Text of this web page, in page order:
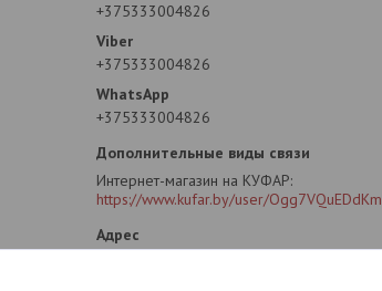
+375333004826
+375333004826
+375333004826
Интернет-магазин на КУФАР
https://www.kufar.by/user/Ogg7VQuEDdKm2oG4CLB6SIY?previousUrl=https%3A%2F%2Fwww.kufar.by%2Fitem%2F1073355778&widgetPosition=lower